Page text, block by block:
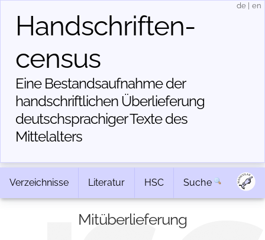
Handschriften­
census
Eine Bestandsaufnahme der
handschriftlichen Über­lieferung
deutschsprachiger Texte des
Mittelalters
de en
Verzeichnisse Literatur HSC Suche
Mitüberlieferung